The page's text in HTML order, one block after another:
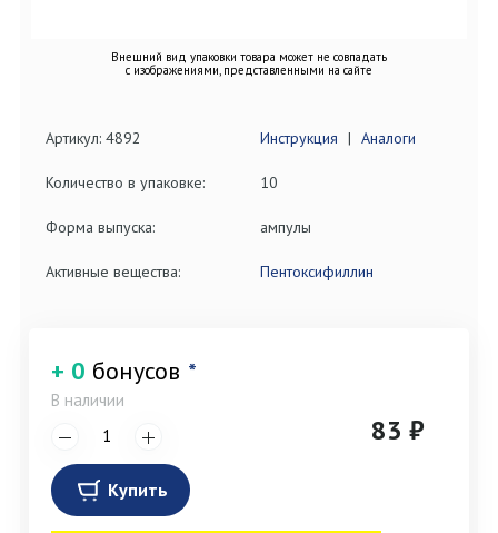
Внешний вид упаковки товара может не совпадать
с изображениями, представленными на сайте
Артикул: 4892 Инструкция | Аналоги
Количество в упаковке: 10
Форма выпуска: ампулы
Активные вещества: Пентоксифиллин
+ 0 бонусов *
В наличии
83 ₽
Купить